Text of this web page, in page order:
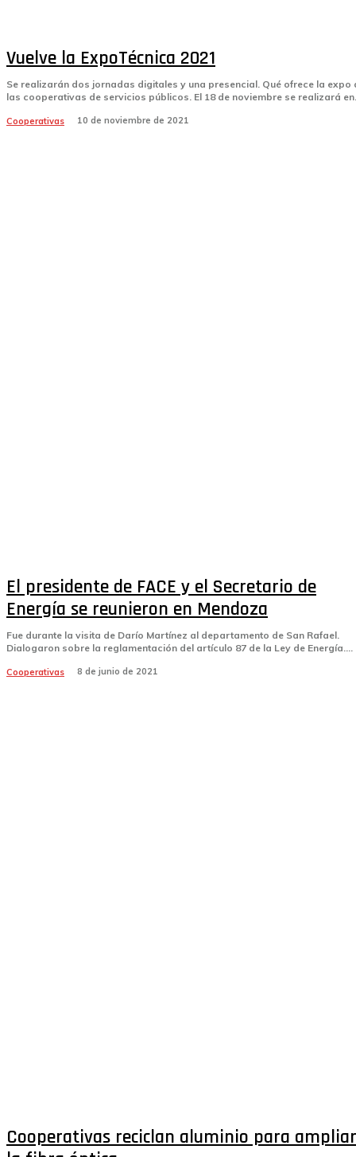
Vuelve la ExpoTécnica 2021
Se realizarán dos jornadas digitales y una presencial. Qué ofrece la expo
las cooperativas de servicios públicos. El 18 de noviembre se realizará
Cooperativas 10 de noviembre de 2021
El presidente de FACE y el Secretario de
Energía se reunieron en Mendoza
Fue durante la visita de Darío Martínez al departamento de San Rafael.
Dialogaron sobre la reglamentación del artículo 87 de la Ley de Energía....
Cooperativas 8 de junio de 2021
Cooperativas reciclan aluminio para ampliar